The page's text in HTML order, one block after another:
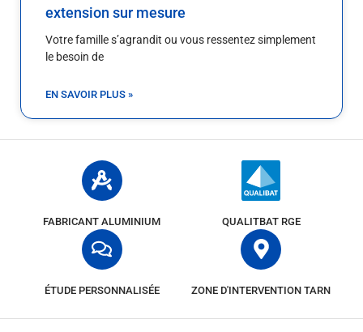
extension sur mesure
Votre famille s’agrandit ou vous ressentez simplement
le besoin de
EN SAVOIR PLUS »
FABRICANT ALUMINIUM QUALITBAT RGE
ÉTUDE PERSONNALISÉE ZONE D'INTERVENTION TARN